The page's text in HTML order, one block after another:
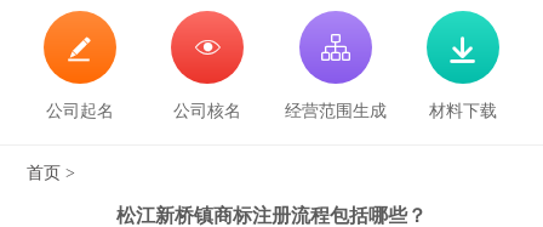

公司起名

公司核名

经营范围生成

材料下载
首页 >
松江新桥镇商标注册流程包括哪些？